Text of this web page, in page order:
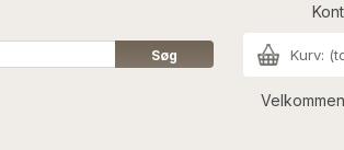
Kurv:
Velkommen